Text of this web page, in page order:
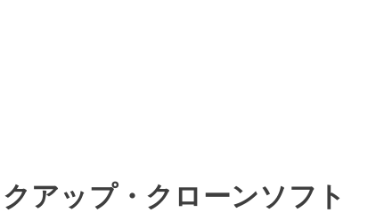
アップ・クローンソフト